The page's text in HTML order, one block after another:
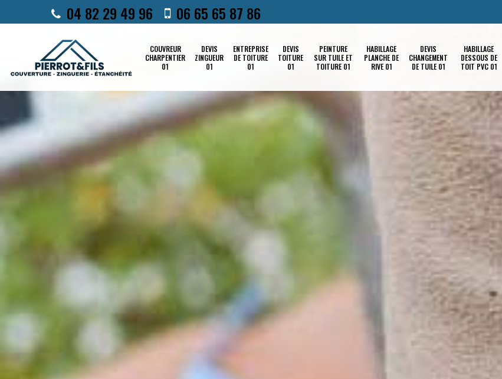
04 82 29 49 96 06 65 65 87 86
COUVREUR
CHARPENTIER
01
DEVIS
ZINGUEUR
01
ENTREPRISE
DE TOITURE
01
DEVIS
TOITURE
01
PEINTURE
SUR TUILE ET
TOITURE 01
HABILLAGE
PLANCHE DE
RIVE 01
DEVIS
CHANGEMENT
DE TUILE 01
HABILLAGE
DESSOUS DE
TOIT PVC 01